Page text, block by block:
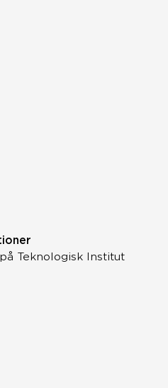
Teknologisk Institut